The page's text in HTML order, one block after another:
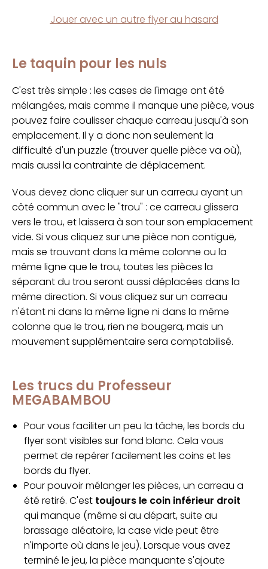
Jouer avec un autre flyer au hasard
Le taquin pour les nuls
C'est très simple : les cases de l'image ont été
mélangées, mais comme il manque une pièce, vous
pouvez faire coulisser chaque carreau jusqu'à son
emplacement. Il y a donc non seulement la
difficulté d'un puzzle (trouver quelle pièce va où),
mais aussi la contrainte de déplacement.
Vous devez donc cliquer sur un carreau ayant un
côté commun avec le "trou" : ce carreau glissera
vers le trou, et laissera à son tour son emplacement
vide. Si vous cliquez sur une pièce non contiguë,
mais se trouvant dans la même colonne ou la
même ligne que le trou, toutes les pièces la
séparant du trou seront aussi déplacées dans la
même direction. Si vous cliquez sur un carreau
n'étant ni dans la même ligne ni dans la même
colonne que le trou, rien ne bougera, mais un
mouvement supplémentaire sera comptabilisé.
Les trucs du Professeur
MEGABAMBOU
Pour vous faciliter un peu la tâche, les bords du
flyer sont visibles sur fond blanc. Cela vous
permet de repérer facilement les coins et les
bords du flyer.
Pour pouvoir mélanger les pièces, un carreau a
été retiré. C'est toujours le coin inférieur droit
qui manque (même si au départ, suite au
brassage aléatoire, la case vide peut être
n'importe où dans le jeu). Lorsque vous avez
terminé le jeu, la pièce manquante s'ajoute